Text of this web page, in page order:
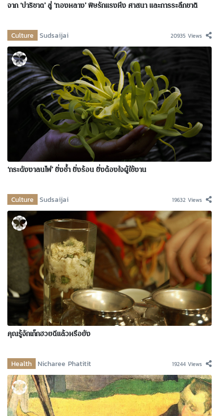
จาก ‘ปาริชาต’ สู่ ‘ทองหลาง’ พิษรักแรงหึง ศาสนา และการระลึกชาติ
Culture Sudsaijai 20935 Views
‘กระดังงาลนไฟ’ ยิ่งช้ำ ยิ่งร้อน ยิ่งต้องใจผู้ใช้งาน
Culture Sudsaijai 19632 Views
คุณรู้จักเก๊กฮวยดีแล้วหรือยัง
Health Nicharee Phatitit 19244 Views